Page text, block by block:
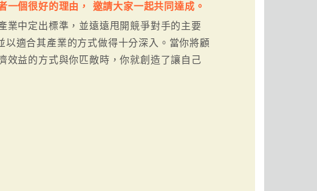
一個很好的理由， 邀請大家一起共同達成。
業中定出標準，並遠遠甩開競爭對手的主要
適合其產業的方式做得十分深入。當你將顧
效益的方式與你匹敵時，你就創造了讓自己